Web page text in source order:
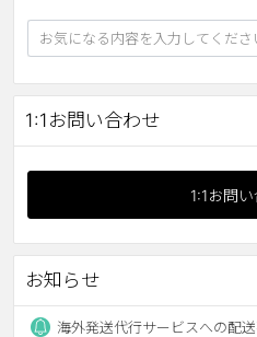
カラコン
1 Day
カラー
ブラウン
グレー
ブラ
1:1お問い合わせ
1:1お問
お知らせ
海外発送代行サービスへの配